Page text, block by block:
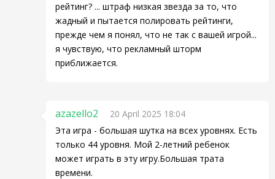
рейтинг? ... штраф низкая звезда за то, что
жадный и пытается полировать рейтинги,
прежде чем я понял, что не так с вашей игрой...
я чувствую, что рекламный шторм
приближается.
azazello2
20 April 2025 18:04
Эта игра - большая шутка на всех уровнях. Есть
только 44 уровня. Мой 2-летний ребенок
может играть в эту игру.Большая трата
времени.